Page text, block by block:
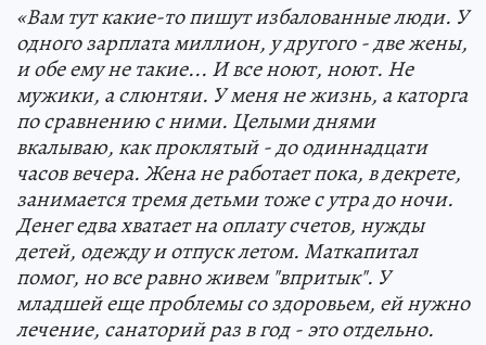
«Вам тут какие-то пишут избалованные люди. У
одного зарплата миллион, у другого - две жены,
и обе ему не такие... И все ноют, ноют. Не
мужики, а слюнтяи. У меня не жизнь, а каторга
по сравнению с ними. Целыми днями
вкалываю, как проклятый - до одиннадцати
часов вечера. Жена не работает пока, в декрете,
занимается тремя детьми тоже с утра до ночи.
Денег едва хватает на оплату счетов, нужды
детей, одежду и отпуск летом. Маткапитал
помог, но все равно живем "впритык". У
младшей еще проблемы со здоровьем, ей нужно
лечение, санаторий раз в год - это отдельно.